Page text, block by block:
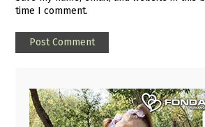
time I comment.